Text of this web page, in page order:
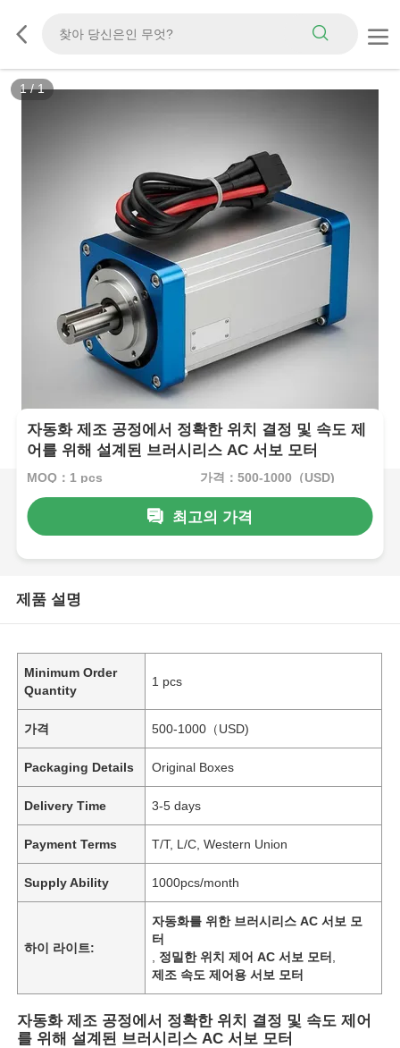
1/1
자동화 제조 공정에서 정확한 위치 결정 및 속도 제
어를 위해 설계된 브러시리스 AC 서보 모터
MOQ：1 pcs 가격：500-1000（USD)
최고의 가격
제품 설명
Minimum Order
Quantity
1 pcs
가격 500-1000（USD)
Packaging Details Original Boxes
Delivery Time 3-5 days
Payment Terms T/T, L/C, Western Union
Supply Ability 1000pcs/month
하이 라이트:
자동화를 위한 브러시리스 AC 서보 모
터
정밀한 위치 제어 AC 서보 모터
제조 속도 제어용 서보 모터
자동화 제조 공정에서 정확한 위치 결정 및 속도 제어
를 위해 설계된 브러시리스 AC 서보 모터